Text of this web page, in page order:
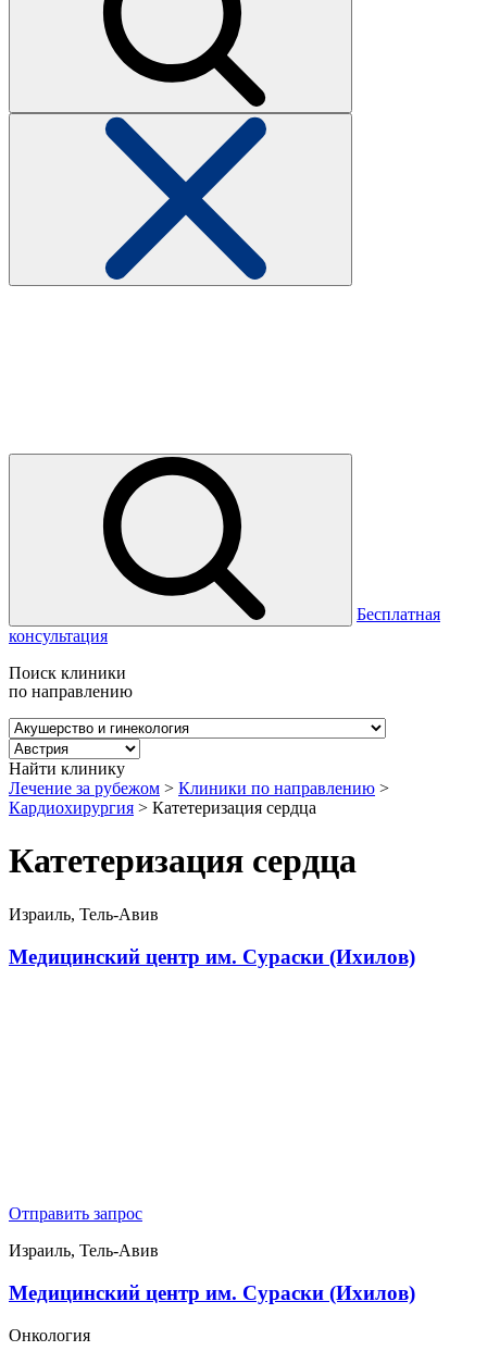
Бесплатная
консультация
Поиск клиники
по направлению
Найти клинику
Лечение за рубежом > Клиники по направлению >
Кардиохирургия > Катетеризация сердца
Катетеризация сердца
Израиль, Тель-Авив
Медицинский центр им. Сураски (Ихилов)
Отправить запрос
Израиль, Тель-Авив
Медицинский центр им. Сураски (Ихилов)
Онкология